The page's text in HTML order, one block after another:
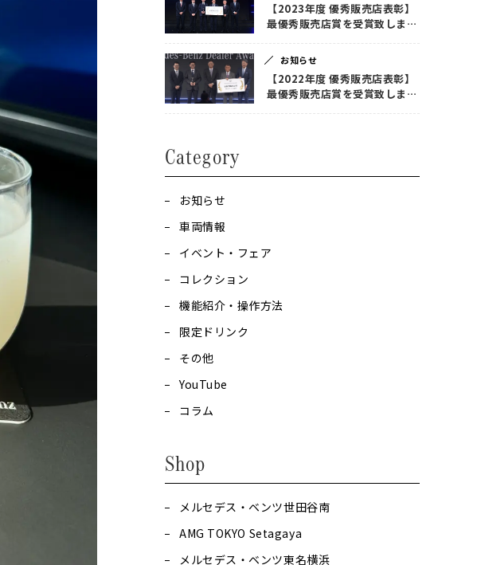
【2023年度 優秀販売店表彰】
最優秀販売店賞を受賞致しまし
お知らせ
【2022年度 優秀販売店表彰】
最優秀販売店賞を受賞致しまし
Category
お知らせ
車両情報
イベント・フェア
コレクション
機能紹介・操作方法
限定ドリンク
その他
YouTube
コラム
Shop
メルセデス・ベンツ世田谷南
AMG TOKYO Setagaya
メルセデス・ベンツ東名横浜